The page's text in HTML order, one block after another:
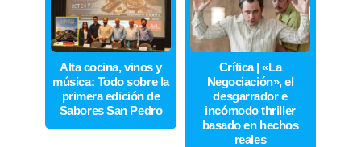
Alta cocina, vinos y
música: Todo sobre la
primera edición de
Sabores San Pedro
Crítica | «La
Negociación», el
desgarrador e
incómodo thriller
basado en hechos
reales